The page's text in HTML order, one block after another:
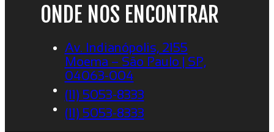
ONDE NOS ENCONTRAR
Av. Indianópolis, 2155
Moema – São Paulo | SP,
04063-004
(11) 5053-8333
(11) 5053-8333